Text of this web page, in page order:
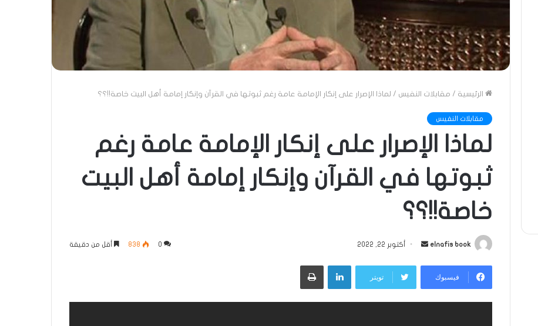
الرئيسية / مقابلات النفيس / لماذا الإصرار على إنكار الإمامة عامة رغم ثبوتها في القرآن وإنكار إمامة أهل البيت خاصة!!؟؟
مقابلات النفيس
لماذا الإصرار على إنكار الإمامة عامة رغم
ثبوتها في القرآن وإنكار إمامة أهل البيت
خاصة!!؟؟
elnafis book
أرسل
أكتوبر 22, 2022 0
838 أقل من دقيقة
فيسبوك تويتر
لينكدإن طباعة